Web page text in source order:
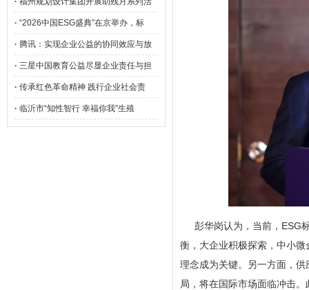
· “2026中国ESG盛典”在京举办，标
· 腾讯：实现企业公益的协同效应与放
· 三星中国教育公益尽显企业责任与担
· 传承红色革命精神 践行企业社会责
· 临沂市“知性智行 幸福你我”生殖
彭华岗认为，当前，ESG
衡，大企业积极探索，中小
理念成为关键。另一方面，
局，将在国际市场面临冲击